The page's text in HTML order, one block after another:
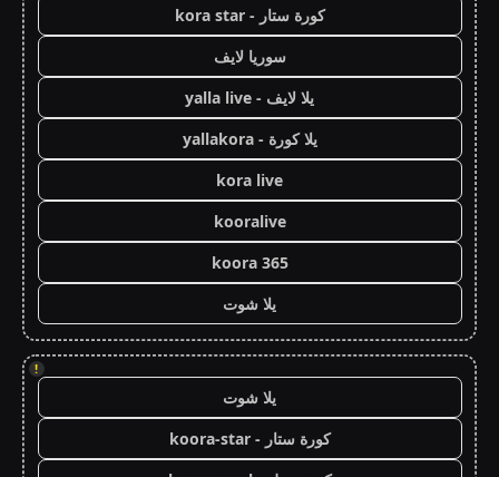
كورة ستار - kora star
سوريا لايف
يلا لايف - yalla live
يلا كورة - yallakora
kora live
kooralive
koora 365
يلا شوت
!
يلا شوت
كورة ستار - koora-star